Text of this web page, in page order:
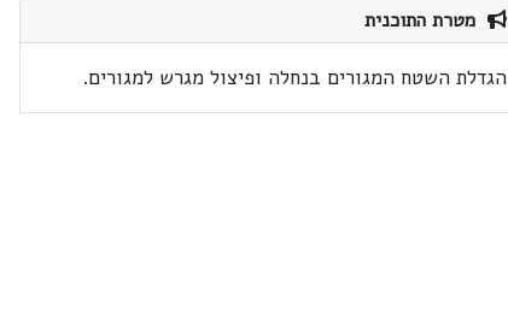
מטרת התוכנית
הגדלת השטח המגורים בנחלה ופיצול מגרש למגורים.